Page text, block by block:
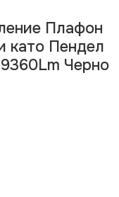
Плафон
като Пендел
Черно